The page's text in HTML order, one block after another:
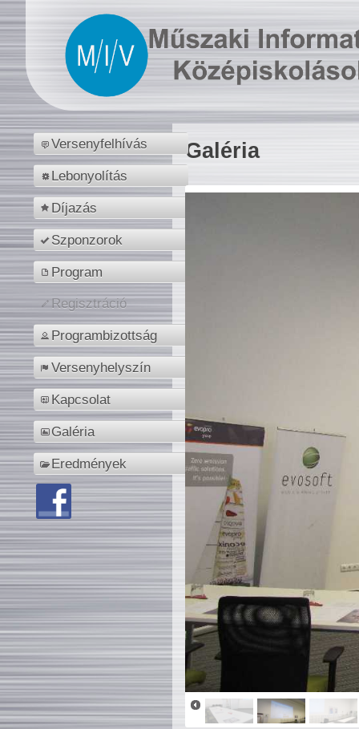
Versenyfelhívás
Lebonyolítás
Díjazás
Szponzorok
Program
Regisztráció
Programbizottság
Versenyhelyszín
Kapcsolat
Galéria
Eredmények
Galéria